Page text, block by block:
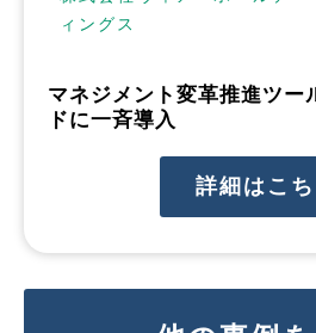
ィングス
マネジメント変革推進ツー
ドに一斉導入
詳細はこち